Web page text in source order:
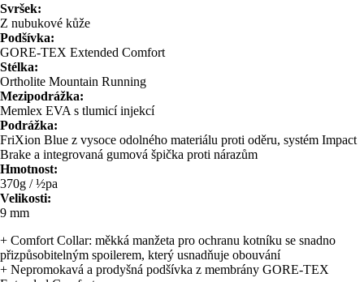
Svršek:
Z nubukové kůže
Podšívka:
GORE-TEX Extended Comfort
Stélka:
Ortholite Mountain Running
Mezipodrážka:
Memlex EVA s tlumicí injekcí
Podrážka:
FriXion Blue z vysoce odolného materiálu proti oděru, systém Impact
Brake a integrovaná gumová špička proti nárazům
Hmotnost:
370g / ½pa
Velikosti:
9 mm
+ Comfort Collar: měkká manžeta pro ochranu kotníku se snadno
přizpůsobitelným spoilerem, který usnadňuje obouvání
+ Nepromokavá a prodyšná podšívka z membrány GORE-TEX